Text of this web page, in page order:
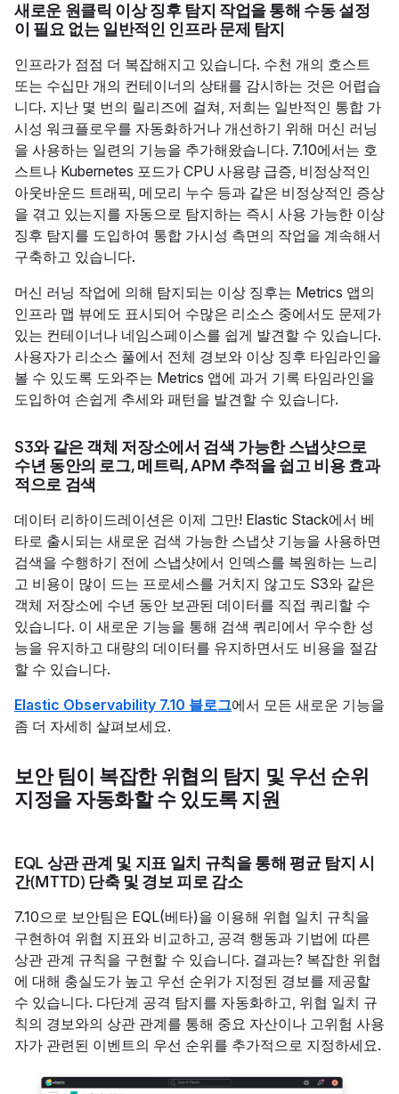
새로운 원클릭 이상 징후 탐지 작업을 통해 수동 설정
이 필요 없는 일반적인 인프라 문제 탐지
인프라가 점점 더 복잡해지고 있습니다. 수천 개의 호스트
또는 수십만 개의 컨테이너의 상태를 감시하는 것은 어렵습
니다. 지난 몇 번의 릴리즈에 걸쳐, 저희는 일반적인 통합 가
시성 워크플로우를 자동화하거나 개선하기 위해 머신 러닝
을 사용하는 일련의 기능을 추가해왔습니다. 7.10에서는 호
스트나 Kubernetes 포드가 CPU 사용량 급증, 비정상적인
아웃바운드 트래픽, 메모리 누수 등과 같은 비정상적인 증상
을 겪고 있는지를 자동으로 탐지하는 즉시 사용 가능한 이상
징후 탐지를 도입하여 통합 가시성 측면의 작업을 계속해서
구축하고 있습니다.
머신 러닝 작업에 의해 탐지되는 이상 징후는 Metrics 앱의
인프라 맵 뷰에도 표시되어 수많은 리소스 중에서도 문제가
있는 컨테이너나 네임스페이스를 쉽게 발견할 수 있습니다.
사용자가 리소스 풀에서 전체 경보와 이상 징후 타임라인을
볼 수 있도록 도와주는 Metrics 앱에 과거 기록 타임라인을
도입하여 손쉽게 추세와 패턴을 발견할 수 있습니다.
S3와 같은 객체 저장소에서 검색 가능한 스냅샷으로
수년 동안의 로그, 메트릭, APM 추적을 쉽고 비용 효과
적으로 검색
데이터 리하이드레이션은 이제 그만! Elastic Stack에서 베
타로 출시되는 새로운 검색 가능한 스냅샷 기능을 사용하면
검색을 수행하기 전에 스냅샷에서 인덱스를 복원하는 느리
고 비용이 많이 드는 프로세스를 거치지 않고도 S3와 같은
객체 저장소에 수년 동안 보관된 데이터를 직접 쿼리할 수
있습니다. 이 새로운 기능을 통해 검색 쿼리에서 우수한 성
능을 유지하고 대량의 데이터를 유지하면서도 비용을 절감
할 수 있습니다.
Elastic Observability 7.10 블로그에서 모든 새로운 기능을
좀 더 자세히 살펴보세요.
보안 팀이 복잡한 위협의 탐지 및 우선 순위
지정을 자동화할 수 있도록 지원
EQL 상관 관계 및 지표 일치 규칙을 통해 평균 탐지 시
간(MTTD) 단축 및 경보 피로 감소
7.10으로 보안팀은 EQL(베타)을 이용해 위협 일치 규칙을
구현하여 위협 지표와 비교하고, 공격 행동과 기법에 따른
상관 관계 규칙을 구현할 수 있습니다. 결과는? 복잡한 위협
에 대해 충실도가 높고 우선 순위가 지정된 경보를 제공할
수 있습니다. 다단계 공격 탐지를 자동화하고, 위협 일치 규
칙의 경보와의 상관 관계를 통해 중요 자산이나 고위험 사용
자가 관련된 이벤트의 우선 순위를 추가적으로 지정하세요.